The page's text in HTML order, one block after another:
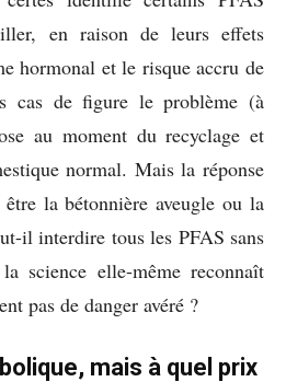
en raison de leurs effets
hormonal et le risque accru de
cas de figure le problème (à
au moment du recyclage et
normal. Mais la réponse
la bétonnière aveugle ou la
il interdire tous les PFAS sans
science elle-même reconnaît
pas de danger avéré ?
mais à quel prix